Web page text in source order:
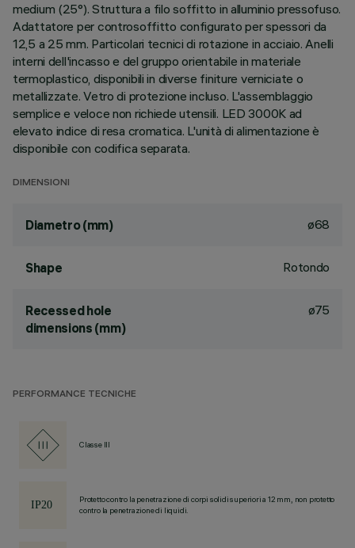
medium (25°). Struttura a filo soffitto in alluminio pressofuso.
Adattatore per controsoffitto configurato per spessori da
12,5 a 25 mm. Particolari tecnici di rotazione in acciaio. Anelli
interni dell'incasso e del gruppo orientabile in materiale
termoplastico, disponibili in diverse finiture verniciate o
metallizzate. Vetro di protezione incluso. L'assemblaggio
semplice e veloce non richiede utensili. LED 3000K ad
elevato indice di resa cromatica. L'unità di alimentazione è
disponibile con codifica separata.
DIMENSIONI
Diametro (mm) ø68
Shape Rotondo
Recessed hole
dimensions (mm)
ø75
PERFORMANCE TECNICHE
Classe III
Protetto contro la penetrazione di corpi solidi superiori a 12 mm, non protetto
contro la penetrazione di liquidi.